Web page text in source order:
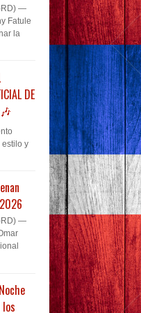
—
Fatule
la
DE
estilo y
—